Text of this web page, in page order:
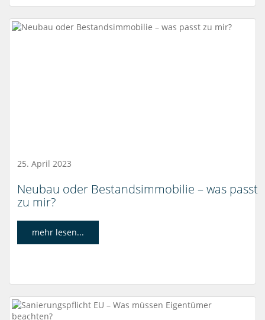
25. April 2023
Neubau oder Bestandsimmobilie – was passt
zu mir?
mehr lesen...